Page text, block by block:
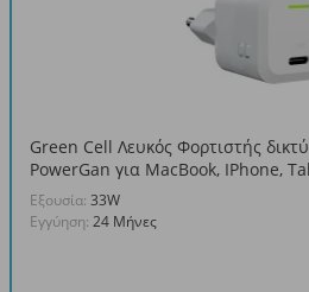
Green Cell Λευκός Φορτιστής
PowerGan για MacBook, IPhone,
1x USB-C Power Delivery
Eξουσία: 33W
Εγγύηση: 24 Μήνες